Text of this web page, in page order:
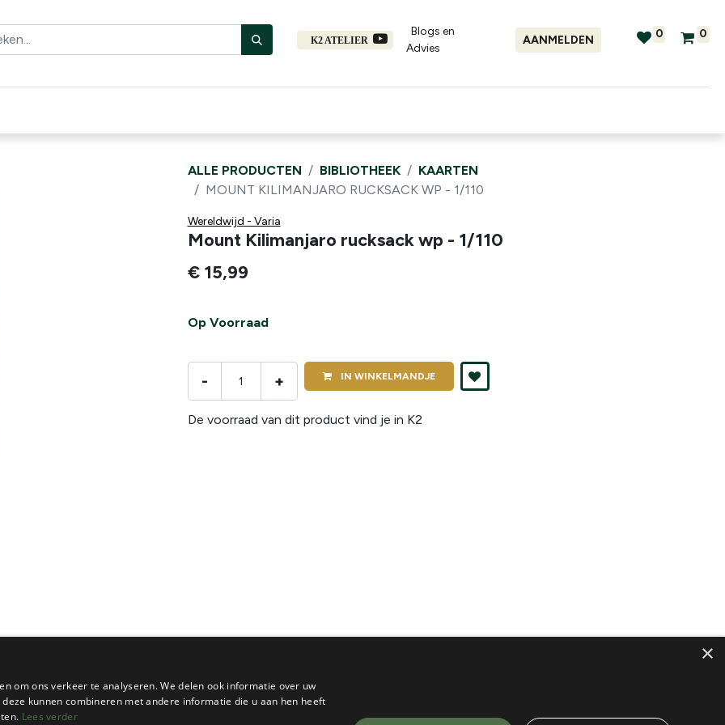
K2 ATELIER
Blogs en
Advies​
AANMELDEN 0 0
ALLE PRODUCTEN BIBLIOTHEEK
KAARTEN
MOUNT KILIMANJARO RUCKSACK WP - 1/110
Wereldwijd - Varia
Mount Kilimanjaro rucksack wp - 1/110
€ 15,99
Op Voorraad
- + IN WINKELMANDJE
De voorraad van dit product vind je in K2
×
om ons verkeer te analyseren. We delen ook informatie over uw
kunnen combineren met andere informatie die u aan hen heeft
Lees verder